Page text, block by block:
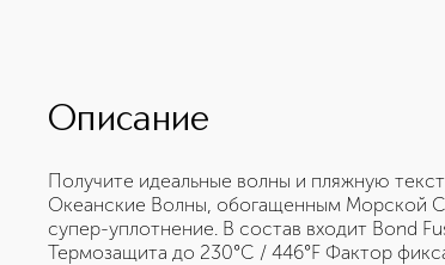
Описание
Получите идеальные волны и пляжную
Океанские Волны, обогащенным Морской
супер-уплотнение. В состав входит Bond
Термозащита до 230°C / 446°F Фактор